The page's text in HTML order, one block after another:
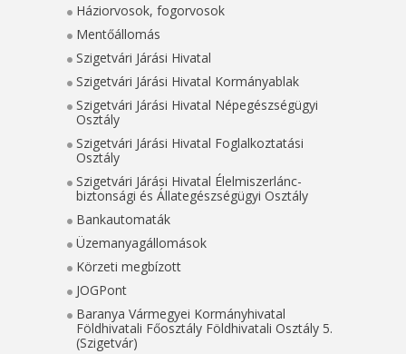
Háziorvosok, fogorvosok
Mentőállomás
Szigetvári Járási Hivatal
Szigetvári Járási Hivatal Kormányablak
Szigetvári Járási Hivatal Népegészségügyi
Osztály
Szigetvári Járási Hivatal Foglalkoztatási
Osztály
Szigetvári Járási Hivatal Élelmiszerlánc-
biztonsági és Állategészségügyi Osztály
Bankautomaták
Üzemanyagállomások
Körzeti megbízott
JOGPont
Baranya Vármegyei Kormányhivatal
Földhivatali Főosztály Földhivatali Osztály 5.
(Szigetvár)